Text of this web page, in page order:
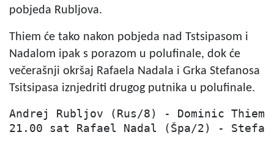
pobjeda Rubljova.
Thiem će tako nakon pobjeda nad Tstsipasom i
Nadalom ipak s porazom u polufinale, dok će
večerašnji okršaj Rafaela Nadala i Grka Stefanosa
Tsitsipasa iznjedriti drugog putnika u polufinale.
Andrej Rubljov (Rus/8) - Dominic
21.00 sat Rafael Nadal (Špa/2) -